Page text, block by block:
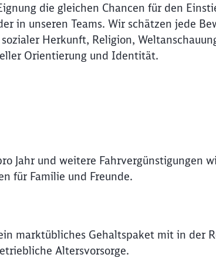
die gleichen Chancen für den
in unseren Teams. Wir schätzen jede
Herkunft, Religion,
Orientierung und Identität.
Jahr und weitere Fahrvergünstigungen
für Familie und Freunde.
marktübliches Gehaltspaket mit in der
Altersvorsorge.